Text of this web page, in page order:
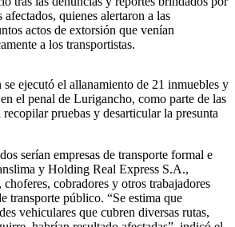
quienes alertaron a las
actos de extorsión que venían
a los transportistas.
ejecutó el allanamiento de 21 inmuebles y
el penal de Lurigancho, como parte de las
pruebas y desarticular la presunta
serían empresas de transporte formal e
y Holding Real Express S.A.,
choferes, cobradores y otros trabajadores
transporte público. “Se estima que
vehiculares que cubren diversas rutas,